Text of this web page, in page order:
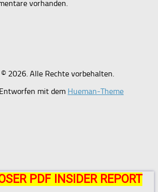
vorhanden.
2026. Alle Rechte vorbehalten.
mit dem Hueman-Theme
PDF INSIDER REPORT